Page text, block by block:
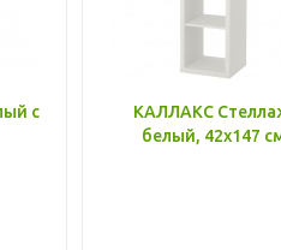
с
КАЛЛАКС
белый, 42x147